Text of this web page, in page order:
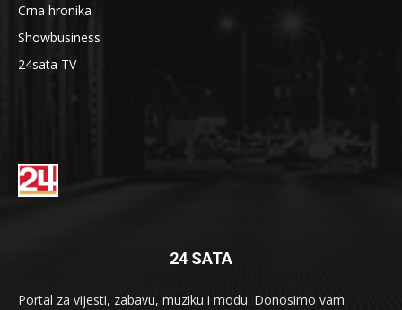
Crna hronika
Showbusiness
24sata TV
24 SATA
Portal za vijesti, zabavu, muziku i modu. Donosimo vam